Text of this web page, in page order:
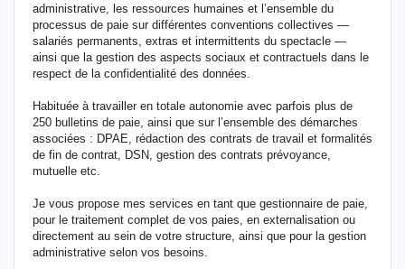
administrative, les ressources humaines et l’ensemble du
processus de paie sur différentes conventions collectives —
salariés permanents, extras et intermittents du spectacle —
ainsi que la gestion des aspects sociaux et contractuels dans le
respect de la confidentialité des données.
Habituée à travailler en totale autonomie avec parfois plus de
250 bulletins de paie, ainsi que sur l’ensemble des démarches
associées : DPAE, rédaction des contrats de travail et formalités
de fin de contrat, DSN, gestion des contrats prévoyance,
mutuelle etc.
Je vous propose mes services en tant que gestionnaire de paie,
pour le traitement complet de vos paies, en externalisation ou
directement au sein de votre structure, ainsi que pour la gestion
administrative selon vos besoins.